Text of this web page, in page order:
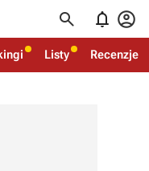
  
Listy Recenzje